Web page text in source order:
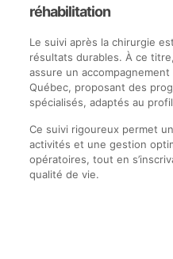
réhabilitation
Le suivi après la chirurgie
résultats durables. À ce titre,
assure un
Québec, proposant des
spécialisés, adaptés au
Ce suivi rigoureux permet
activités et une gestion
opératoires, tout en
qualité de vie.